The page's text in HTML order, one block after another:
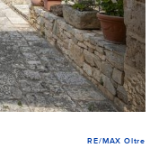
RE/MAX Oltre